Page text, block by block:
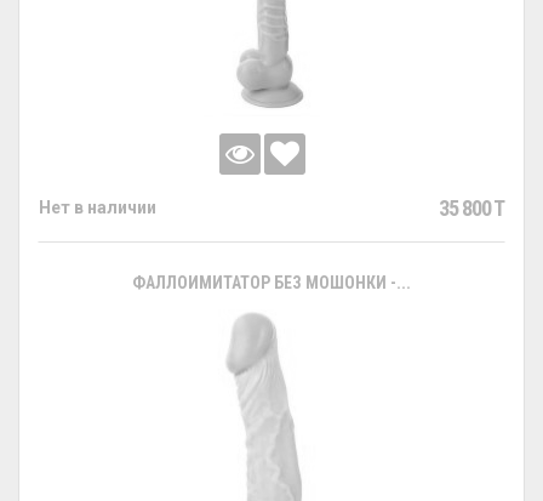
Нет в наличии 35 800 T
ФАЛЛОИМИТАТОР БЕЗ МОШОНКИ -...